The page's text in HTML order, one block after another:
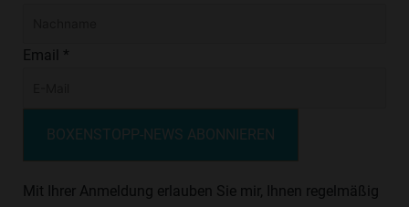
Email *
BOXENSTOPP-NEWS ABONNIEREN
Mit Ihrer Anmeldung erlauben Sie mir, Ihnen regelmäßig